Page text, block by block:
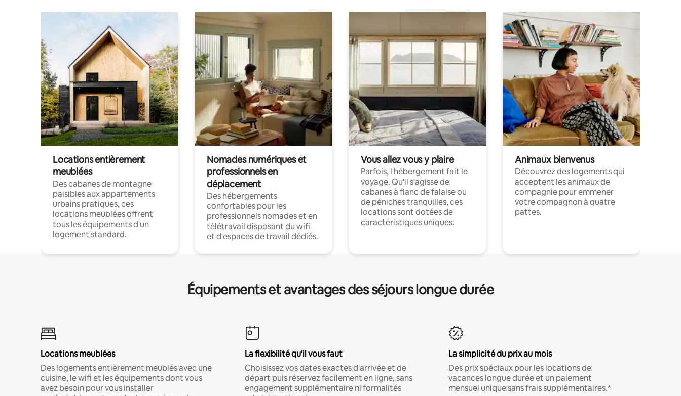
Locations entièrement
meublées
Des cabanes de montagne
paisibles aux appartements
urbains pratiques, ces
locations meublées offrent
tous les équipements d'un
logement standard.
Nomades numériques et
professionnels en
déplacement
Des hébergements
confortables pour les
professionnels nomades et en
télétravail disposant du wifi
et d'espaces de travail dédiés.
Vous allez vous y plaire
Parfois, l'hébergement fait le
voyage. Qu'il s'agisse de
cabanes à flanc de falaise ou
de péniches tranquilles, ces
locations sont dotées de
caractéristiques uniques.
Animaux bienvenus
Découvrez des logements qui
acceptent les animaux de
compagnie pour emmener
votre compagnon à quatre
pattes.
Équipements et avantages des séjours longue durée
Locations meublées
Des logements entièrement meublés avec une
cuisine, le wifi et les équipements dont vous
avez besoin pour vous installer
La flexibilité qu'il vous faut
Choisissez vos dates exactes d'arrivée et de
départ puis réservez facilement en ligne, sans
engagement supplémentaire ni formalités
La simplicité du prix au mois
Des prix spéciaux pour les locations de
vacances longue durée et un paiement
mensuel unique sans frais supplémentaires.*